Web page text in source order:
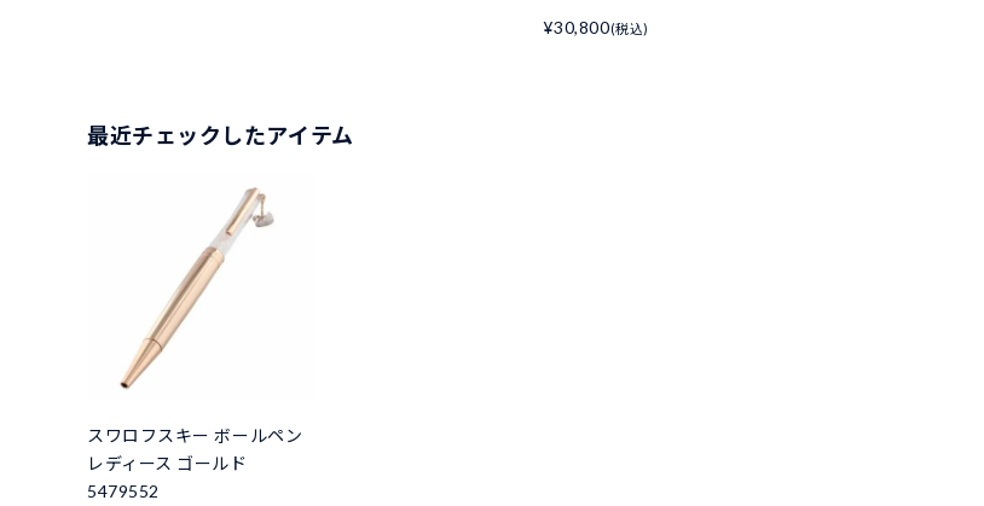
¥30,800(税込)
最近チェックしたアイテム
スワロフスキー ボールペン
レディース ゴールド
5479552